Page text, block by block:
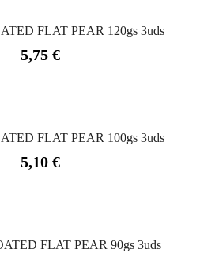
FLAT PEAR 120gs 3uds
Precio
5,75 €
FLAT PEAR 100gs 3uds
Precio
5,10 €
FLAT PEAR 90gs 3uds